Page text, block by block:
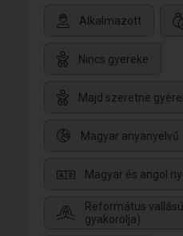
Alkalmazott
Nincs gyereke
Majd szeretne
Magyar anyanyelvű
Magyar és angol
Református
gyakorolja)